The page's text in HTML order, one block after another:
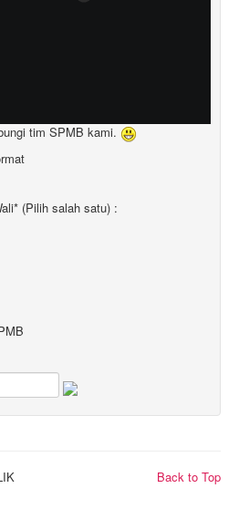
tim SPMB kami.
(Pilih salah satu) :
Back to Top